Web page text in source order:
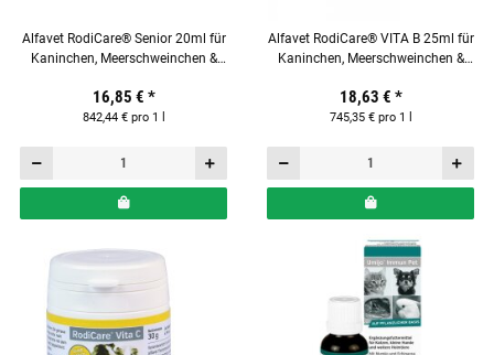
Alfavet RodiCare® Senior 20ml für
Kaninchen, Meerschweinchen &
16,85 € *
842,44 € pro 1 l
Alfavet RodiCare® VITA B 25ml für
Kaninchen, Meerschweinchen &
18,63 € *
745,35 € pro 1 l